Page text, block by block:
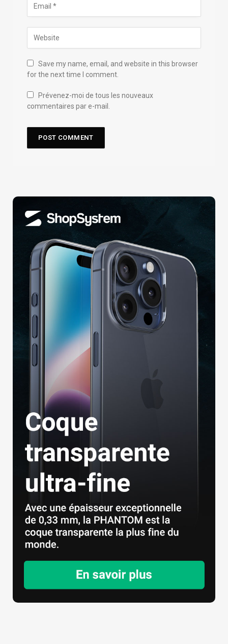
Save my name, email, and website in this browser
for the next time I comment.
Prévenez-moi de tous les nouveaux
commentaires par e-mail.